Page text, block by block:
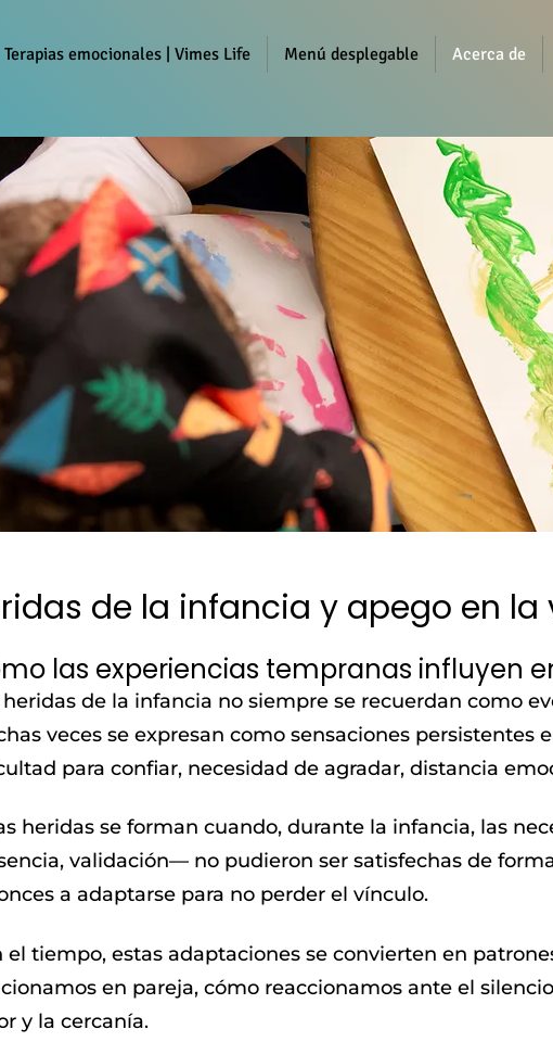
Terapias emocionales | Vimes Life Menú desplegable Acerca de
de la infancia y apego en
las experiencias tempranas influyen
heridas de la infancia no siempre se recuerdan como
veces se expresan como sensaciones persistentes
para confiar, necesidad de agradar, distancia
heridas se forman cuando, durante la infancia, las
validación— no pudieron ser satisfechas de
a adaptarse para no perder el vínculo.
el tiempo, estas adaptaciones se convierten en
en pareja, cómo reaccionamos ante el
y la cercanía.